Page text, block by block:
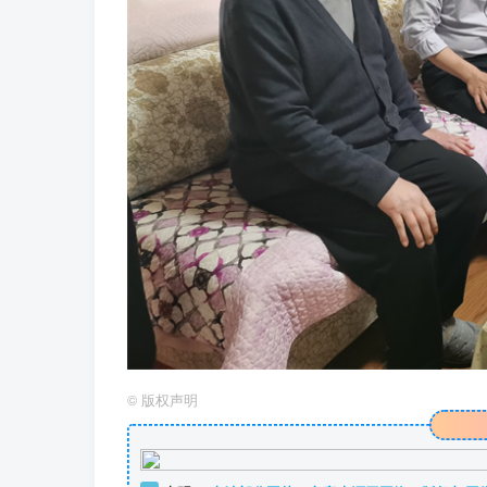
© 版权声明